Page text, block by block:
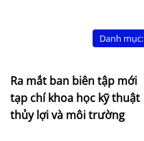
Danh mục:
Ra mắt ban biên tập mới
tạp chí khoa học kỹ thuật
thủy lợi và môi trường